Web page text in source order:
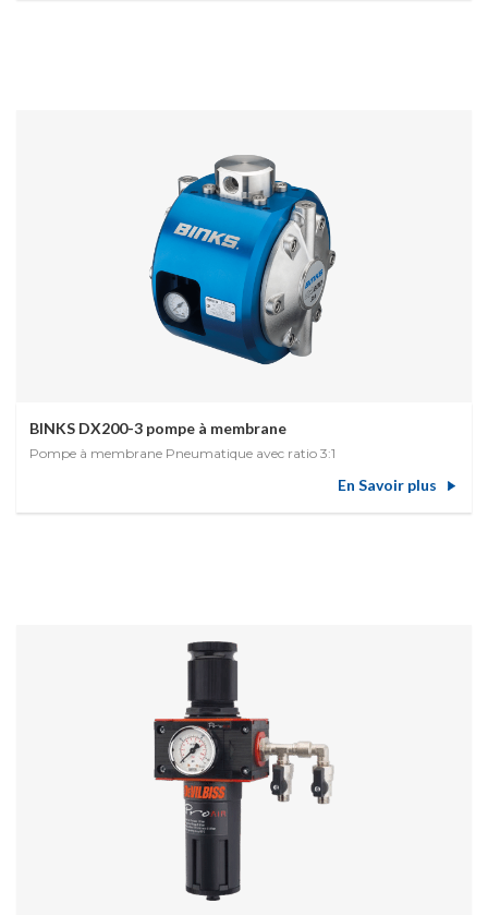
BINKS DX200-3 pompe à membrane
Pompe à membrane Pneumatique avec ratio 3:1
En Savoir plus